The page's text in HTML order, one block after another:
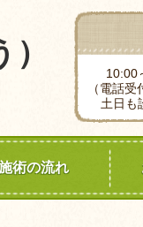
10:00
（電話
土日も
術の流れ